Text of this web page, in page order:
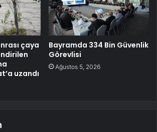
çaya
uzandı
Bayramda 334 Bin Güvenlik
Görevlisi
Ağustos 5, 2026